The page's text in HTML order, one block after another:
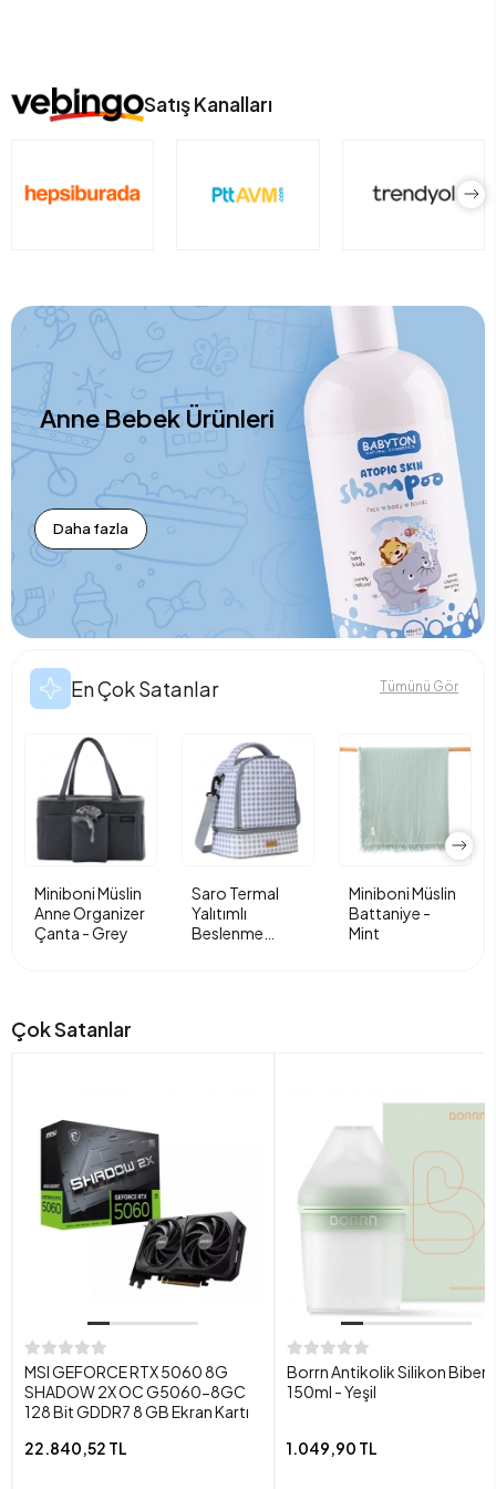
Satış Kanalları
Anne Bebek Ürünleri
Daha fazla
En Çok Satanlar Tümünü Gör
Miniboni Müslin
Anne Organizer
Çanta - Grey
Saro Termal
Yalıtımlı
Beslenme
Miniboni Müslin
Battaniye -
Mint
Çok Satanlar
MSI GEFORCE RTX 5060 8G
SHADOW 2X OC G5060-8GC
128 Bit GDDR7 8 GB Ekran Kartı
22.840,52 TL
Borrn Antikolik Silikon
150ml - Yeşil
1.049,90 TL